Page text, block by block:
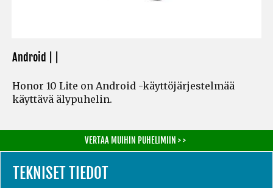
Android | |
Honor 10 Lite on Android -käyttöjärjestelmää
käyttävä älypuhelin.
VERTAA MUIHIN PUHELIMIIN > >
TEKNISET TIEDOT